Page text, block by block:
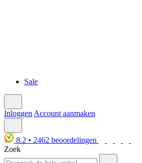
Sale
InloggenAccount aanmaken
8.2 • 2462 beoordelingen
Zoek